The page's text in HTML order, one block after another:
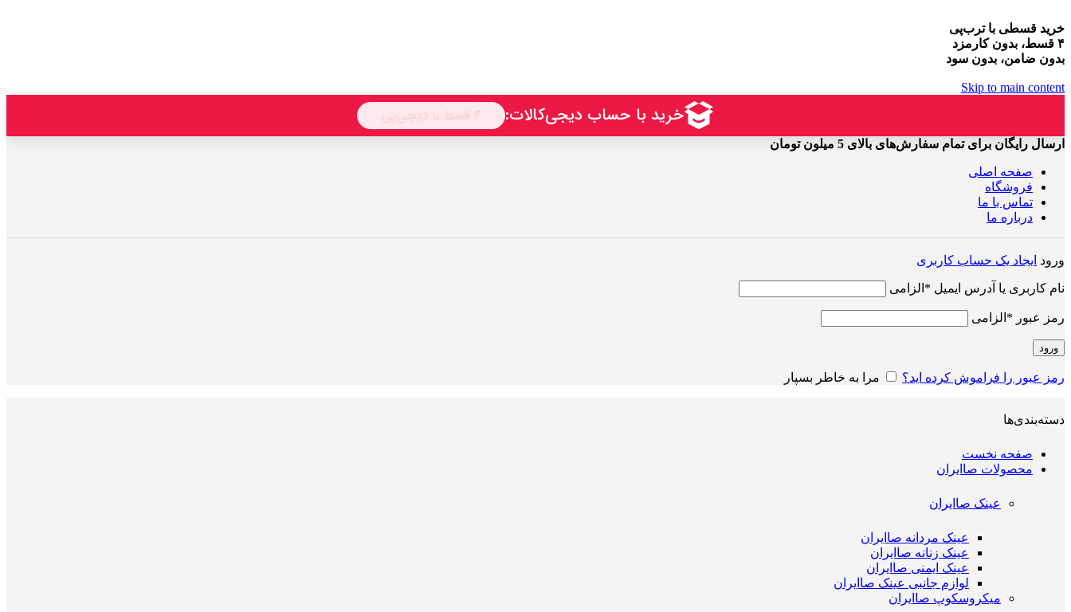
خرید قسطی با ترب‌پی
۴ قسط، بدون کارمزد
بدون ضامن، بدون سود
Skip to main content
ارسال رایگان برای تمام سفارش‌های بالای 5 میلون تومان
صفحه اصلی
فروشگاه
تماس با ما
درباره ما
ورود ایجاد یک حساب کاربری
نام کاربری یا آدرس ایمیل * الزامی
رمز عبور * الزامی
ورود
رمز عبور را فراموش کرده اید؟ مرا به خاطر بسپار
دسته‌بندی‌ها
صفحه نخست
محصولات صاایران
عینک صاایران
عینک مردانه صاایران
عینک زنانه صاایران
عینک ایمنی صاایران
لوازم جانبی عینک صاایران
میکروسکوپ صاایران